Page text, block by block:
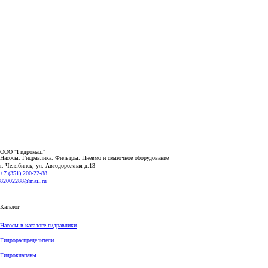
ООО "Гидромаш"
Насосы. Гидравлика. Фильтры. Пневмо и смазочное оборудование
г. Челябинск, ул. Автодорожная д.13
+7 (351) 200-22-88
82002288@mail.ru
Каталог
Насосы в каталоге гидравлики
Гидрораспределители
Гидроклапаны